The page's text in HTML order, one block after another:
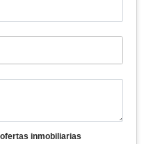
inmobiliarias